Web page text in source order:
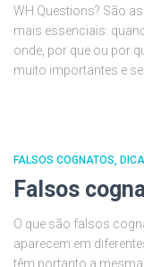
WH Questions? São
mais essenciais:
onde, por que ou por
muito importantes e
FALSOS COGNATOS
Falsos
O que são falsos
aparecem em
têm portanto a